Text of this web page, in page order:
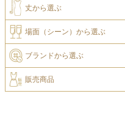
丈から選ぶ
場面（シーン）から選ぶ
ブランドから選ぶ
販売商品